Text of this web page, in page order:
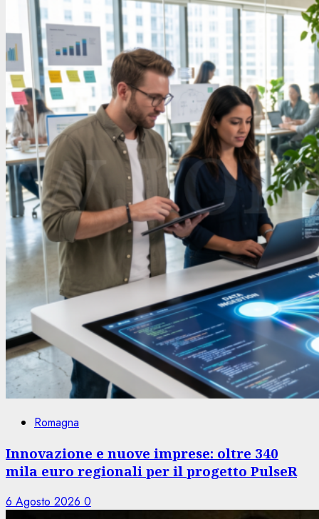
Romagna
Innovazione e nuove imprese: oltre 340
mila euro regionali per il progetto PulseR
6 Agosto 2026 0